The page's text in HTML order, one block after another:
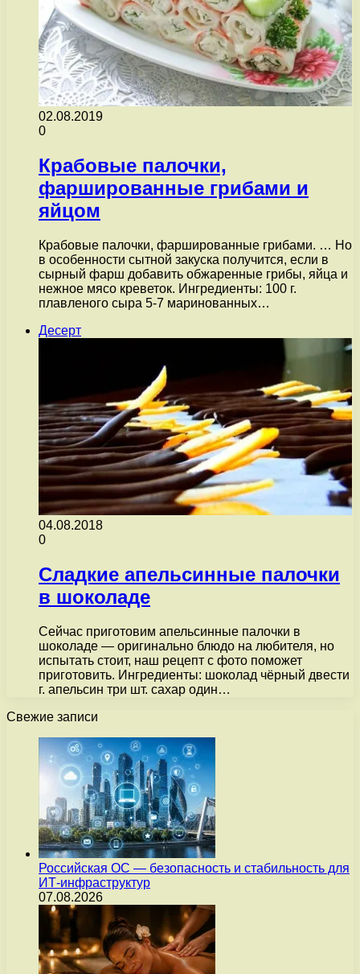
02.08.2019
0
Крабовые палочки,
фаршированные грибами и
яйцом
Крабовые палочки, фаршированные грибами. … Но
в особенности сытной закуска получится, если в
сырный фарш добавить обжаренные грибы, яйца и
нежное мясо креветок. Ингредиенты: 100 г.
плавленого сыра 5-7 маринованных…
Десерт
04.08.2018
0
Сладкие апельсинные палочки
в шоколаде
Сейчас приготовим апельсинные палочки в
шоколаде — оригинально блюдо на любителя, но
испытать стоит, наш рецепт с фото поможет
приготовить. Ингредиенты: шоколад чёрный двести
г. апельсин три шт. сахар один…
Свежие записи
Российская ОС — безопасность и стабильность для
ИТ-инфраструктур
07.08.2026